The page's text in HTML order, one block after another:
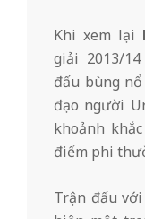
Khi xem lại
giải 2013/
đấu bùng
đạo người
khoảnh
điểm phi
Trận đấu